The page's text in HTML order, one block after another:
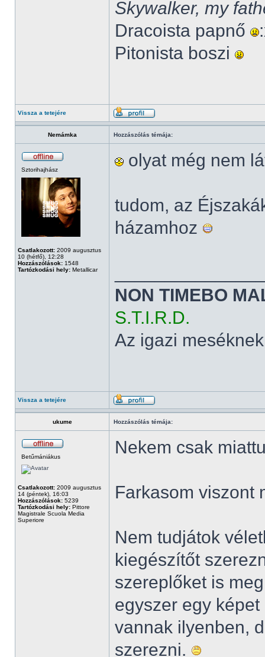
Skywalker, my
Dracoista papnő
Pitonista boszi
Vissza a tetejére
Nemámka Hozzászólás témája:
Sztorihajhász
Csatlakozott: 2009 augusztus
10 (hétfő), 12:28
Hozzászólások: 1548
Tartózkodási hely: Metallicar
olyat még nem
tudom, az
házamhoz
NON TIMEBO
S.T.I.R.D.
Az igazi
Vissza a tetejére
ukume Hozzászólás témája:
Betűmániákus
Csatlakozott: 2009 augusztus
14 (péntek), 16:03
Hozzászólások: 5239
Tartózkodási hely: Pittore
Magistrale Scuola Media
Superiore
Nekem csak
Farkasom viszont
Nem tudjátok
kiegészítőt
szereplőket is
egyszer egy
vannak ilyenben,
szerezni.